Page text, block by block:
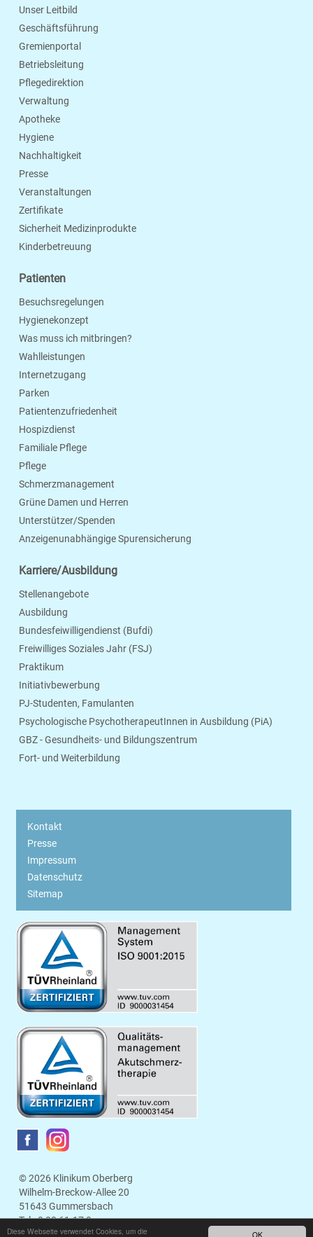
OK
Diese Webseite verwendet Cookies, um die
Unser Leitbild
Geschäftsführung
Gremienportal
Betriebsleitung
Pflegedirektion
Verwaltung
Apotheke
Hygiene
Nachhaltigkeit
Presse
Veranstaltungen
Zertifikate
Sicherheit Medizinprodukte
Kinderbetreuung
Patienten
Besuchsregelungen
Hygienekonzept
Was muss ich mitbringen?
Wahlleistungen
Internetzugang
Parken
Patientenzufriedenheit
Hospizdienst
Familiale Pflege
Pflege
Schmerzmanagement
Grüne Damen und Herren
Unterstützer/Spenden
Anzeigenunabhängige Spurensicherung
Karriere/Ausbildung
Stellenangebote
Ausbildung
Bundesfeiwilligendienst (Bufdi)
Freiwilliges Soziales Jahr (FSJ)
Praktikum
Initiativbewerbung
PJ-Studenten, Famulanten
Psychologische PsychotherapeutInnen in Ausbildung (PiA)
GBZ - Gesundheits- und Bildungszentrum
Fort- und Weiterbildung
Kontakt
Presse
Impressum
Datenschutz
Sitemap
© 2026 Klinikum Oberberg
Wilhelm-Breckow-Allee 20
51643 Gummersbach
Tel.:0 22 61.17 0
E-Mail:info@klinikum-oberberg.de